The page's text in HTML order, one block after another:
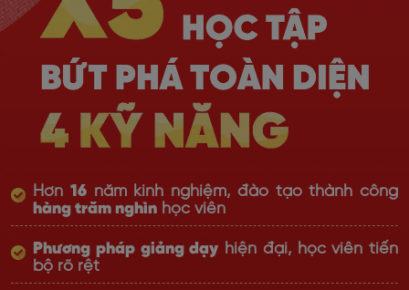
Hơn 16năm kinh nghiệm, đào tạo thành công
hàng trăm nghìn học viên
Phương pháp giảng dạy hiện đại, học viên tiến
bộ rõ rệt